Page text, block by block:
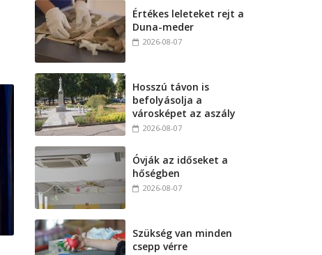
Értékes leleteket rejt a
Duna-meder
2026-08-07
Hosszú távon is
befolyásolja a
városképet az aszály
2026-08-07
Óvják az időseket a
hőségben
2026-08-07
Szükség van minden
csepp vérre